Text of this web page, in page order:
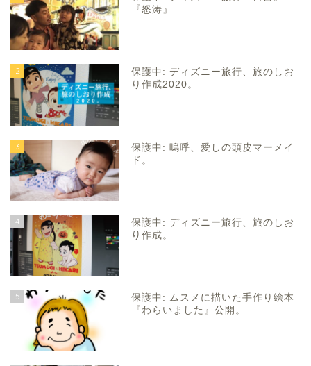
『怒涛』
2
保護中: ディズニー旅行、旅のしお
り作成2020。
3
保護中: 嗚呼、愛しの頭皮マーメイ
ド。
4
保護中: ディズニー旅行、旅のしお
り作成。
5
保護中: ムスメに描いた手作り絵本
『わらいました』公開。